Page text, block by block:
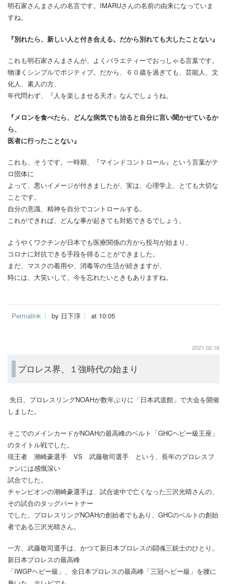
明石家さんまさんの名言です。IMARUさんの名前の由来になっていま
すね。
『別れたら、新しい人と付き合える。だから別れても大したことない』
これも明石家さんまさんが、よくバラエティーでおっしゃる言葉です。
物凄くシンプルでポジティブ。だから、６０歳を過ぎても、芸能人、文
化人、素人の方、
年代問わず、『人を楽しませる天才』なんでしょうね。
『メロンを食べたら、どんな病気でも治ると自分に言い聞かせているか
ら、
医者に行ったことない』
これも、そうです。一時期、『マインドコントロール』という言葉がテ
ロ団体に
よって、悪いイメージが付きましたが、実は、心理学上、とても大切な
ことです。
自分の意識、精神を自分でコントロールする。
これができれば、どんな事が起きても対処できるでしょう。
ようやくワクチンが日本でも医療関係の方から投与が始まり、
コロナに対抗できる手段を得ることができました。
まだ、マスクの着用や、消毒等の生活が続きますが、
時には、大笑いして、今を忘れたいときもありますね。
Permalink by 日下淳 at 10:05
2021.02.16
プロレス界、１強時代の始まり
先日、プロレスリングNOAHが数年ぶりに「日本武道館」で大会を開催
しました。
そこでのメインカードがNOAHの最高峰のベルト「GHCヘビー級王座」
のタイトル戦でした。
現王者 潮崎豪選手 VS 武藤敬司選手 という、長年のプロレスフ
ァンには感慨深い
試合でした。
チャンピオンの潮崎豪選手は、試合途中で亡くなった三沢光晴さんの、
その試合のタッグパートナー
でした。プロレスリングNOAHの創始者でもあり、GHCのベルトの創始
者である三沢光晴さん。
一方、武藤敬司選手は、かつて新日本プロレスの闘魂三銃士のひとり。
新日本プロレスの最高峰
「IWGPヘビー級」、全日本プロレスの最高峰「三冠ヘビー級」を腰に